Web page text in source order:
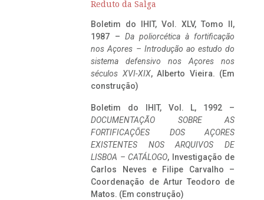
Reduto da Salga
Boletim do IHIT, Vol. XLV, Tomo II,
1987 – Da poliorcética à fortificação
nos Açores – Introdução ao estudo do
sistema defensivo nos Açores nos
séculos XVI-XIX, Alberto Vieira. (Em
construção)
Boletim do IHIT, Vol. L, 1992 –
DOCUMENTAÇÃO SOBRE AS
FORTIFICAÇÕES DOS AÇORES
EXISTENTES NOS ARQUIVOS DE
LISBOA – CATÁLOGO, Investigação de
Carlos Neves e Filipe Carvalho –
Coordenação de Artur Teodoro de
Matos. (Em construção)